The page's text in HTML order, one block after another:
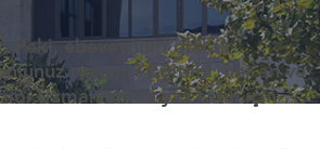
Peki, ebeveynleri olarak
razı mı? Eğitimi, her an ve
Uzmanlarının yaz tatili için